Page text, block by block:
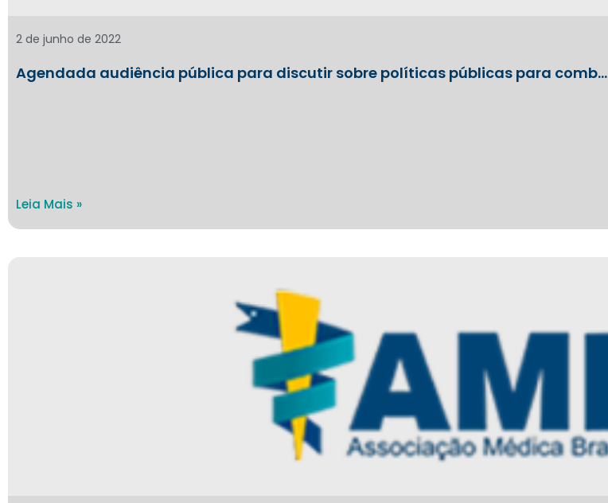
Agendada audiência pública para discutir sobre políticas públicas para comb…
2 de junho de 2022
Leia Mais »